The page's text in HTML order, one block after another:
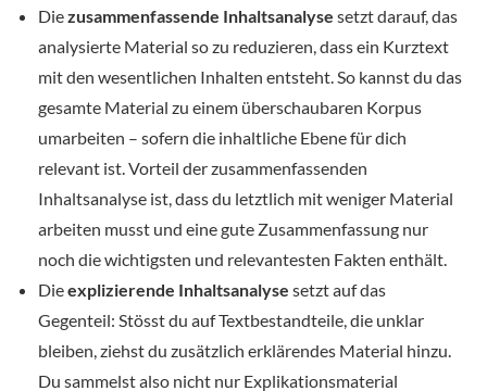
Diezusammenfassende Inhaltsanalyse setzt darauf, das
analysierte Material so zu reduzieren, dass ein Kurztext
mit den wesentlichen Inhalten entsteht. So kannst du das
gesamte Material zu einem überschaubaren Korpus
umarbeiten – sofern die inhaltliche Ebene für dich
relevant ist. Vorteil der zusammenfassenden
Inhaltsanalyse ist, dass du letztlich mit weniger Material
arbeiten musst und eine gute Zusammenfassung nur
noch die wichtigsten und relevantesten Fakten enthält.
Dieexplizierende Inhaltsanalyse setzt auf das
Gegenteil: Stösst du auf Textbestandteile, die unklar
bleiben, ziehst du zusätzlich erklärendes Material hinzu.
Du sammelst also nicht nur Explikationsmaterial